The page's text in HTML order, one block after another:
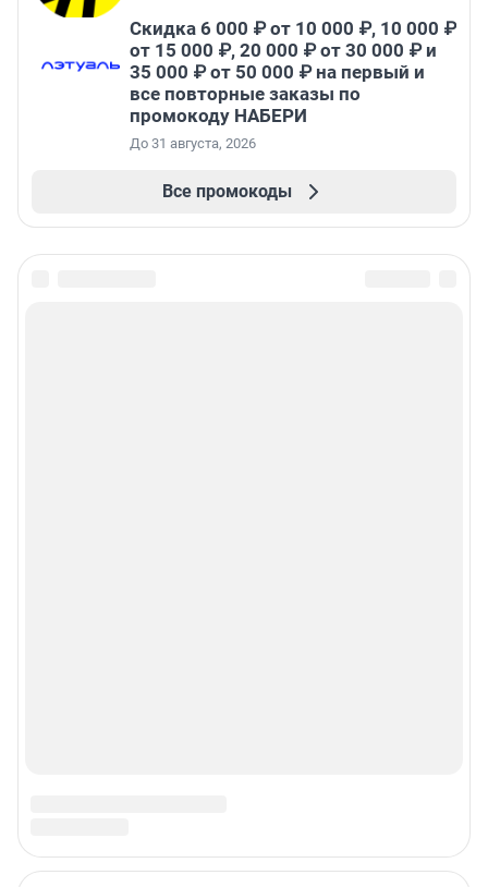
Скидка 6 000 ₽ от 10 000 ₽, 10 000 ₽
от 15 000 ₽, 20 000 ₽ от 30 000 ₽ и
35 000 ₽ от 50 000 ₽ на первый и
все повторные заказы по
промокоду НАБЕРИ
До 31 августа, 2026
Все промокоды